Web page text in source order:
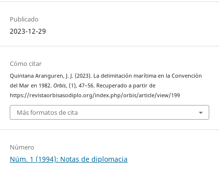
Publicado
2023-12-29
Cómo citar
Quintana Aranguren, J. J. (2023). La delimitación marítima en la Convención
del Mar en 1982. Orbis, (1), 47–56. Recuperado a partir de
https://revistaorbisasodiplo.org/index.php/orbis/article/view/199
Más formatos de cita
Número
Núm. 1 (1994): Notas de diplomacia